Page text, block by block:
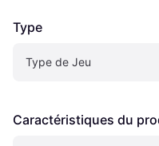
Type
Type de Jeu
Caractéristiques du